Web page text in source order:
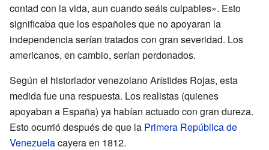
contad con la vida, aun cuando seáis culpables». Esto
significaba que los españoles que no apoyaran la
independencia serían tratados con gran severidad. Los
americanos, en cambio, serían perdonados.
Según el historiador venezolano Arístides Rojas, esta
medida fue una respuesta. Los realistas (quienes
apoyaban a España) ya habían actuado con gran dureza.
Esto ocurrió después de que la Primera República de
Venezuelacayera en 1812.